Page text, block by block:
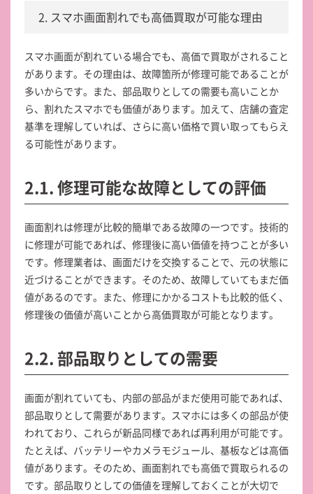
2. スマホ画面割れでも高価買取が可能な理由
スマホ画面が割れている場合でも、高価で買取がされること
があります。その理由は、故障箇所が修理可能であることが
多いからです。また、部品取りとしての需要も高いことか
ら、割れたスマホでも価値があります。加えて、店舗の査定
基準を理解していれば、さらに高い価格で買い取ってもらえ
る可能性があります。
2.1. 修理可能な故障としての評価
画面割れは修理が比較的簡単である故障の一つです。技術的
に修理が可能であれば、修理後に高い価値を持つことが多い
です。修理業者は、画面だけを交換することで、元の状態に
近づけることができます。そのため、故障していてもまだ価
値があるのです。また、修理にかかるコストも比較的低く、
修理後の価値が高いことから高価買取が可能となります。
2.2. 部品取りとしての需要
画面が割れていても、内部の部品がまだ使用可能であれば、
部品取りとして需要があります。スマホには多くの部品が使
われており、これらが新品同様であれば再利用が可能です。
たとえば、バッテリーやカメラモジュール、基板などは高価
値があります。そのため、画面割れでも高価で買取られるの
です。部品取りとしての価値を理解しておくことが大切で